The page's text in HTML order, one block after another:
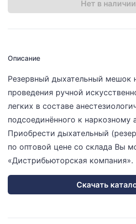
Нет в наличии
Описание
Резервный дыхательный мешок
проведения ручной
легких в составе
подсоединённого к наркозному
Приобрести дыхательный
по оптовой цене со склада Вы
«Дистрибьюторская компания».
Скачать